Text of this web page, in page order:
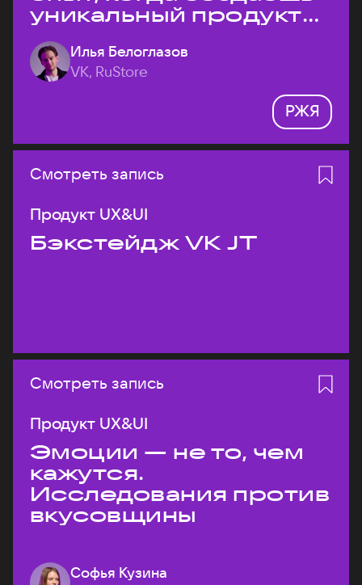
уникальный продукт
на рынке?
Илья Белоглазов
VK, RuStore
РЖЯ
Смотреть запись
Продукт UX&UI
Бэкстейдж VK JT
Смотреть запись
Продукт UX&UI
Эмоции — не то, чем
кажутся.
Исследования против
вкусовщины
Софья Кузина